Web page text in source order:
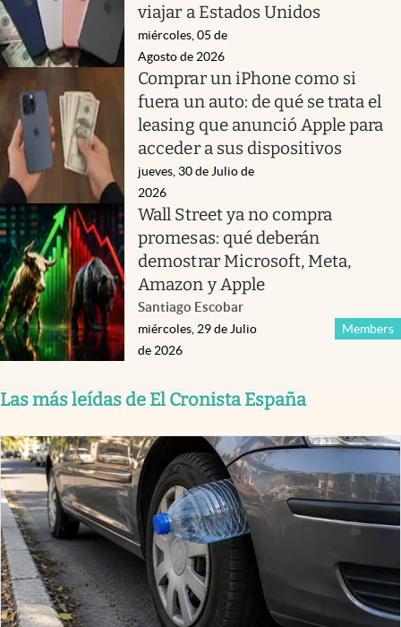
viajar a Estados Unidos
miércoles, 05 de
Agosto de 2026
Comprar un iPhone como si
fuera un auto: de qué se trata el
leasing que anunció Apple para
acceder a sus dispositivos
jueves, 30 de Julio de
2026
Wall Street ya no compra
promesas: qué deberán
demostrar Microsoft, Meta,
Amazon y Apple
Santiago Escobar
Members
miércoles, 29 de Julio
de 2026
Las más leídas de El Cronista España